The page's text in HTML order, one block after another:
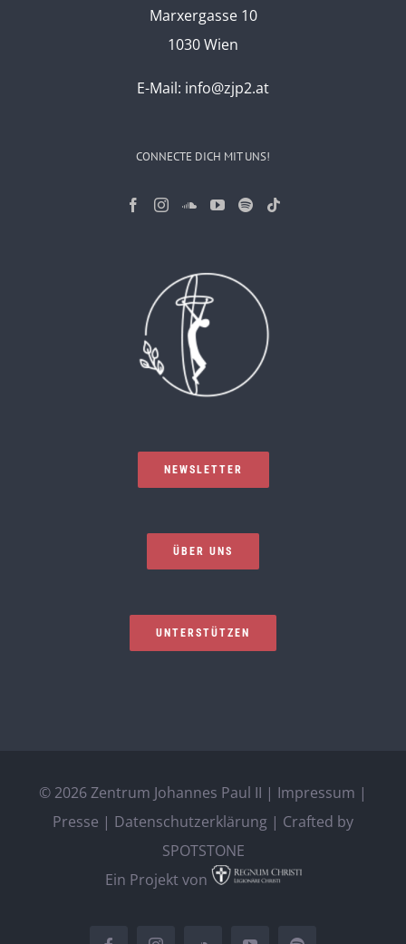
Marxergasse 10
1030 Wien
E-Mail: info@zjp2.at
CONNECTE DICH MIT UNS!
NEWSLETTER
ÜBER UNS
UNTERSTÜTZEN
© 2026 Zentrum Johannes Paul II | Impressum |
Presse | Datenschutzerklärung | Crafted by
SPOTSTONE
Ein Projekt von